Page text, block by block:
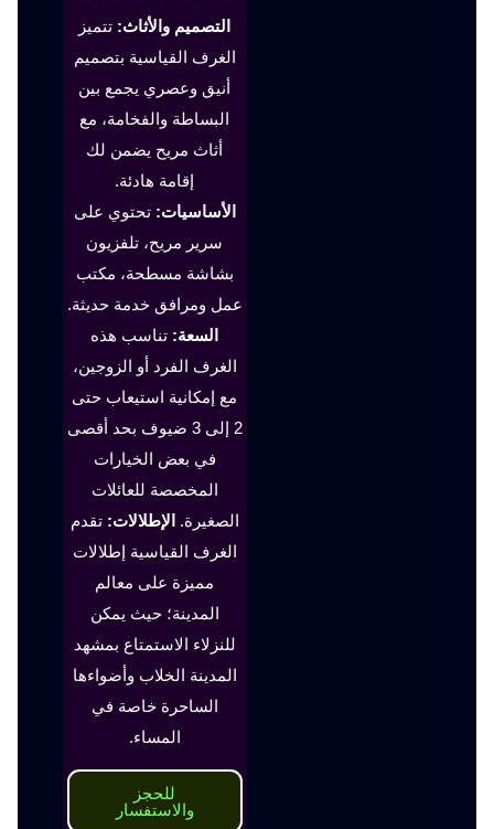
التصميم والأثاث: تتميز
الغرف القياسية بتصميم
أنيق وعصري يجمع بين
البساطة والفخامة، مع
أثاث مريح يضمن لك
إقامة هادئة.
الأساسيات: تحتوي على
سرير مريح، تلفزيون
بشاشة مسطحة، مكتب
عمل ومرافق خدمة حديثة.
السعة: تناسب هذه
الغرف الفرد أو الزوجين،
مع إمكانية استيعاب حتى
2 إلى 3 ضيوف بحد أقصى
في بعض الخيارات
المخصصة للعائلات
الصغيرة. الإطلالات: تقدم
الغرف القياسية إطلالات
مميزة على معالم
المدينة؛ حيث يمكن
للنزلاء الاستمتاع بمشهد
المدينة الخلاب وأضواءها
الساحرة خاصة في
المساء.
للحجز
والاستفسار